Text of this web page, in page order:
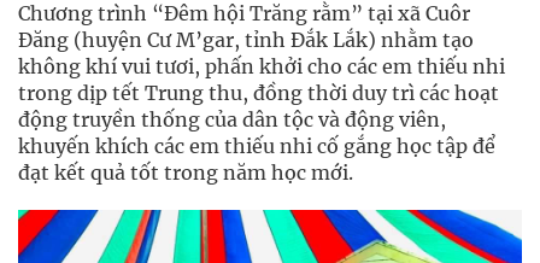
Chương trình “Đêm hội Trăng rằm” tại xã Cuôr
Đăng (huyện Cư M’gar, tỉnh Đắk Lắk) nhằm tạo
không khí vui tươi, phấn khởi cho các em thiếu nhi
trong dịp tết Trung thu, đồng thời duy trì các hoạt
động truyền thống của dân tộc và động viên,
khuyến khích các em thiếu nhi cố gắng học tập để
đạt kết quả tốt trong năm học mới.